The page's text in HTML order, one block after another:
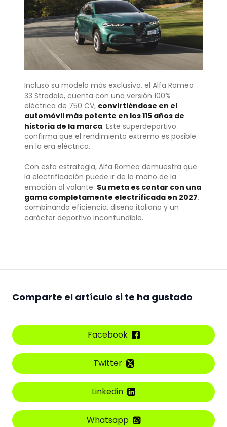
Incluso su modelo más exclusivo, el Alfa Romeo
33 Stradale, cuenta con una versión 100%
eléctrica de 750 CV, convirtiéndose en el
automóvil más potente en los 115 años de
historia de la marca. Este superdeportivo
confirma que el rendimiento extremo es posible
en la era eléctrica.
Con esta estrategia, Alfa Romeo demuestra que
la electrificación puede ir de la mano de la
emoción al volante. Su meta es contar con una
gama completamente electrificada en 2027,
combinando eficiencia, diseño italiano y un
carácter deportivo inconfundible.
Comparte el artículo si te ha gustado
Facebook
Twitter
Linkedin
Whatsapp